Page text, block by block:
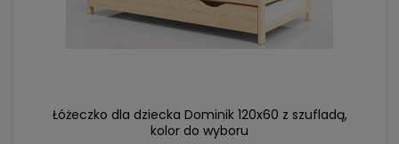
Łóżeczko dla dziecka Dominik 120x60 z szufladą,
kolor do wyboru
DO KOSZYKA